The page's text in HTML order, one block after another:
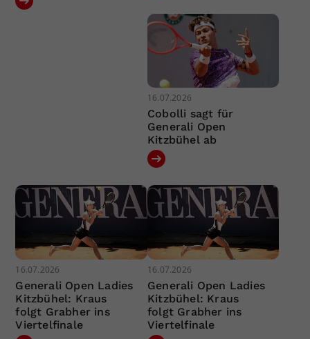
16.07.2026
Cobolli sagt für
Generali Open
Kitzbühel ab
16.07.2026
Generali Open Ladies
Kitzbühel: Kraus
folgt Grabher ins
Viertelfinale
16.07.2026
Generali Open Ladies
Kitzbühel: Kraus
folgt Grabher ins
Viertelfinale